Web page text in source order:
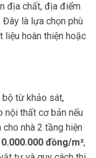
địa chất, địa điểm
là lựa chọn phù
liệu hoàn thiện hoặc
bộ từ khảo sát,
nội thất cơ bản nếu
nhà 2 tầng hiện
đồng/m²,